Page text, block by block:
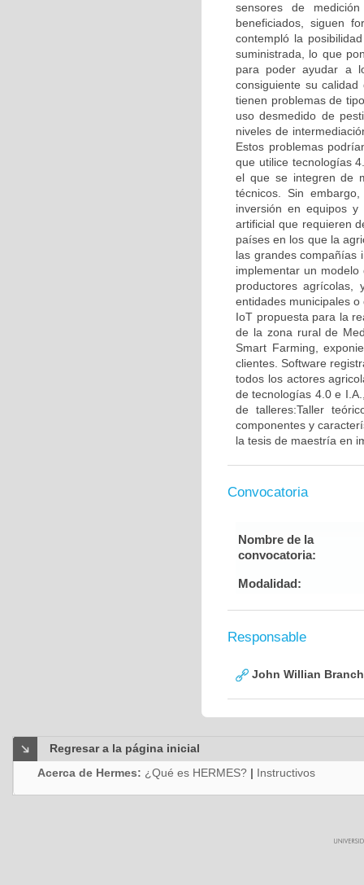
sensores de
beneficiados, siguen
contempló la
suministrada, lo que
para poder ayudar a
consiguiente su
tienen problemas de
uso desmedido de
niveles de
Estos problemas
que utilice tecnologías
el que se integren de
técnicos. Sin
inversión en equipos
artificial que requieren
países en los que la
las grandes compañías
implementar un
productores
entidades municipales
IoT propuesta para la
de la zona rural de
Smart Farming,
clientes. Software
todos los actores
de tecnologías 4.0 e
de talleres:Taller
componentes y
la tesis de maestría en
Convocatoria
Nombre de la
convocatoria:
Modalidad:
Responsable
John Willian
Regresar a la página inicial
Acerca de Hermes: ¿Qué es HERMES? | Instructivos